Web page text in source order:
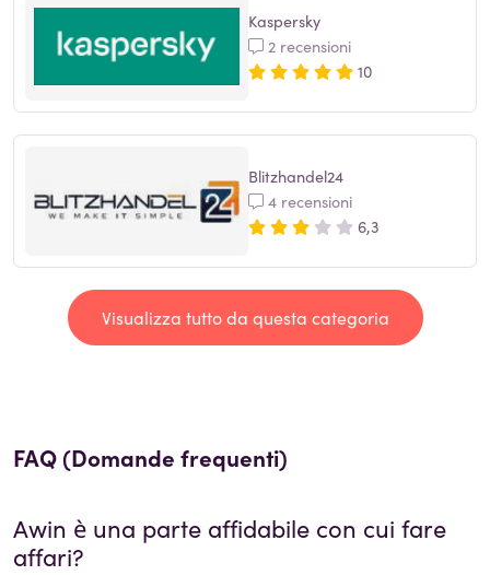
Kaspersky
2 recensioni
10
Blitzhandel24
4 recensioni
6,3
Visualizza tutto da questa categoria
FAQ (Domande frequenti)
Awin è una parte affidabile con cui fare
affari?